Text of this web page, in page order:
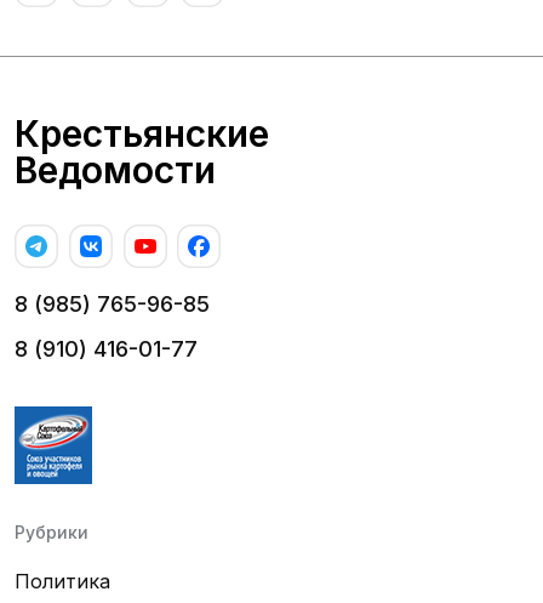
Крестьянские
Ведомости
8 (985) 765-96-85
8 (910) 416-01-77
Рубрики
Политика